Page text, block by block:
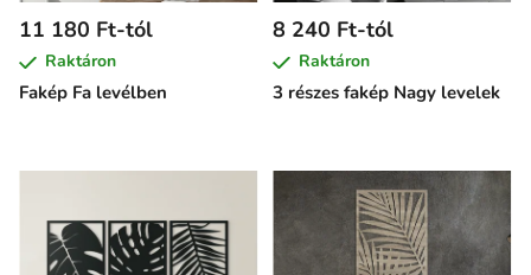
Fakép Fa levélben
11 180 Ft-tól
Raktáron
3 részes fakép Nagy levelek
8 240 Ft-tól
Raktáron